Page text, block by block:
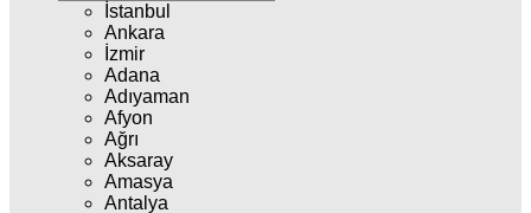
İstanbul
Ankara
İzmir
Adana
Adıyaman
Afyon
Ağrı
Aksaray
Amasya
Antalya